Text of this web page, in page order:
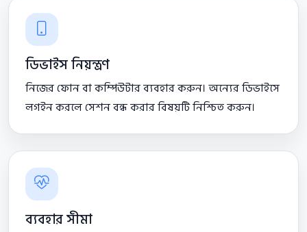
ডিভাইস নিয়ন্ত্রণ
নিজের ফোন বা কম্পিউটার ব্যবহার করুন। অন্যের ডিভাইসে
লগইন করলে সেশন বন্ধ করার বিষয়টি নিশ্চিত করুন।
ব্যবহার সীমা